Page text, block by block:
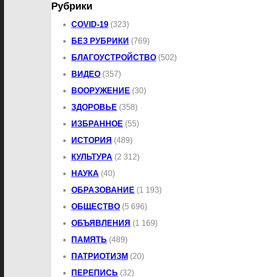
Рубрики
COVID-19 (323)
БЕЗ РУБРИКИ (769)
БЛАГОУСТРОЙСТВО (502)
ВИДЕО (357)
ВООРУЖЕНИЕ (30)
ЗДОРОВЬЕ (358)
ИЗБРАННОЕ (55)
ИСТОРИЯ (489)
КУЛЬТУРА (2 312)
НАУКА (40)
ОБРАЗОВАНИЕ (1 193)
ОБЩЕСТВО (5 696)
ОБЪЯВЛЕНИЯ (1 169)
ПАМЯТЬ (489)
ПАТРИОТИЗМ (20)
ПЕРЕПИСЬ (32)